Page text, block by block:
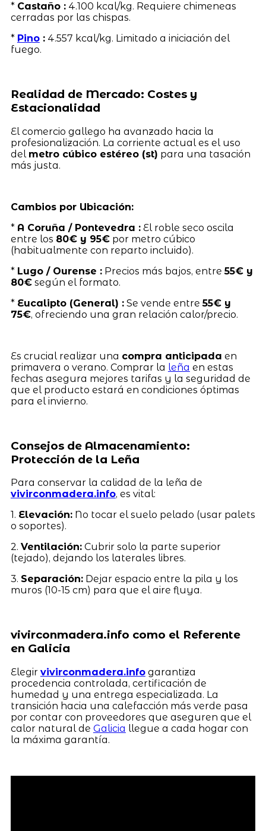
* Castaño :4.100 kcal/kg. Requiere chimeneas
cerradas por las chispas.
* Pino:4.557 kcal/kg. Limitado a iniciación del
fuego.
Realidad de Mercado: Costes y
Estacionalidad
El comercio gallego ha avanzado hacia la
profesionalización. La corriente actual es el uso
del metro cúbico estéreo (st) para una tasación
más justa.
Cambios por Ubicación:
* A Coruña / Pontevedra :El roble seco oscila
entre los 80€ y 95€por metro cúbico
(habitualmente con reparto incluido).
* Lugo / Ourense :Precios más bajos, entre55€ y
80€según el formato.
* Eucalipto (General) :Se vende entre55€ y
75€, ofreciendo una gran relación calor/precio.
Es crucial realizar una compra anticipada en
primavera o verano. Comprar la leña en estas
fechas asegura mejores tarifas y la seguridad de
que el producto estará en condiciones óptimas
para el invierno.
Consejos de Almacenamiento:
Protección de la Leña
Para conservar la calidad de la leña de
vivirconmadera.info, es vital:
1. Elevación:No tocar el suelo pelado (usar palets
o soportes).
2. Ventilación:Cubrir solo la parte superior
(tejado), dejando los laterales libres.
3. Separación:Dejar espacio entre la pila y los
muros (10-15 cm) para que el aire fluya.
vivirconmadera.info como el Referente
en Galicia
Elegir vivirconmadera.infogarantiza
procedencia controlada, certificación de
humedad y una entrega especializada. La
transición hacia una calefacción más verde pasa
por contar con proveedores que aseguren que el
calor natural de Galicia llegue a cada hogar con
la máxima garantía.